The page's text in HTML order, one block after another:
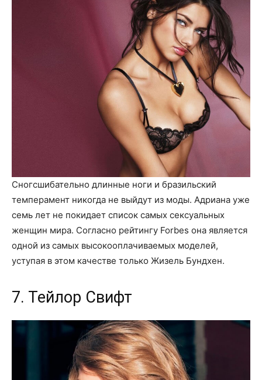
Сногсшибательно длинные ноги и бразильский
темперамент никогда не выйдут из моды. Адриана уже
семь лет не покидает список самых сексуальных
женщин мира. Согласно рейтингу Forbes она является
одной из самых высокооплачиваемых моделей,
уступая в этом качестве только Жизель Бундхен.
7. Тейлор Свифт